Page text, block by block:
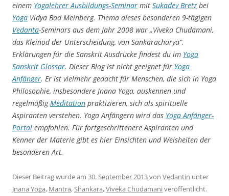
einem Yogalehrer Ausbildungs-Seminar mit Sukadev Bretz bei
Yoga Vidya Bad Meinberg. Thema dieses besonderen 9-tägigen
Vedanta-Seminars aus dem Jahr 2008 war „Viveka Chudamani,
das Kleinod der Unterscheidung, von Sankaracharya“.
Erklärungen für die Sanskrit Ausdrücke findest du im Yoga
Sanskrit Glossar. Dieser Blog ist nicht geeignet für Yoga
Anfänger. Er ist vielmehr gedacht für Menschen, die sich in Yoga
Philosophie, insbesondere Jnana Yoga, auskennen und
regelmäßigMeditation praktizieren, sich als spirituelle
Aspiranten verstehen. Yoga Anfängern wird das YogaAnfänger-
Portal empfohlen. Für fortgeschrittenere Aspiranten und
Kenner der Materie gibt es hier Einsichten und Weisheiten der
besonderen Art.
Dieser Beitrag wurde am 30. September 2013von Vedantin unter
Jnana Yoga, Mantra,Shankara,Viveka Chudamaniveröffentlicht.